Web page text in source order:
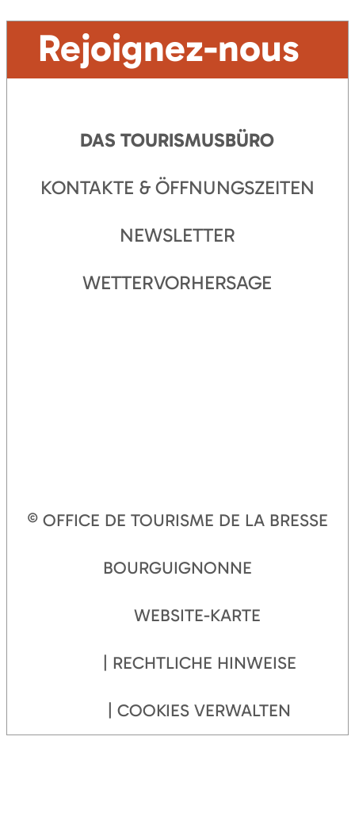
Rejoignez-nous
DAS TOURISMUSBÜRO
KONTAKTE & ÖFFNUNGSZEITEN
NEWSLETTER
WETTERVORHERSAGE
© OFFICE DE TOURISME DE LA BRESSE
BOURGUIGNONNE
WEBSITE-KARTE
RECHTLICHE HINWEISE
COOKIES VERWALTEN